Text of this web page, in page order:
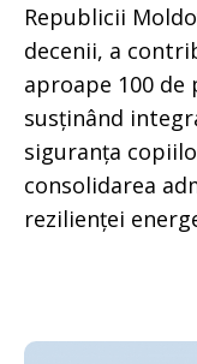
Republicii
decenii, a
aproape 100
susținând
siguranța
consolidarea
rezilienței